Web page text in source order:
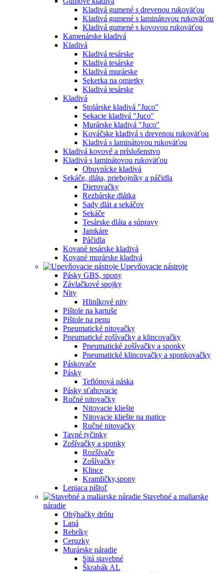
Kladivá gumené s drevenou rukoväťou
Kladivá gumené s laminátovou rukoväťou
Kladivá gumené s kovovou rukoväťou
Kamenárske kladivá
Kladivá
Kladivá tesárske
Kladivá tesárske
Kladivá murárske
Sekerka na omietky
Kladivá tesárske
Kladivá
Stolárske kladivá "Juco"
Sekacie kladivá "Juco"
Murárske kladivá "Juco"
Kováčske kladivá s drevenou rukoväťou
Kladivá s laminátovou rukoväťou
Kladivá kovové a príslušenstvo
Kladivá s laminátovou rukoväťou
Obuvnícke kladivá
Sekáče, dláta, priebojníky a páčidla
Dierovačky
Rezbárske dlátka
Sady dlát a sekáčov
Sekáče
Tesárske dláta a súpravy
Jamkáre
Páčidla
Kované tesárske kladivá
Kované murárske kladivá
Upevňovacie nástroje
Pásky GBS, spony
Závlačkové spojky
Nity
Hliníkové nity
Pištole na kartuše
Pištole na penu
Pneumatické nitovačky
Pneumatické zošívačky a klincovačky
Pneumatické zošívačky a sponky
Pneumatické klincovačky a sponkovačky
Páskovače
Pásky
Teflónová páska
Pásky sťahovacie
Ručné nitovačky
Nitovacie kliešte
Nitovacie kliešte na matice
Ručné nitovačky
Tavné tyčinky
Zošívačky a sponky
Rozšívače
Zošívačky
Klince
Kramličky,spony
Lepiaca pištoľ
Stavebné a maliarske
náradie
Ohýbačky drôtu
Laná
Rebríky
Ceruzky
Murárske náradie
Sitá stavebné
Škrabák AL